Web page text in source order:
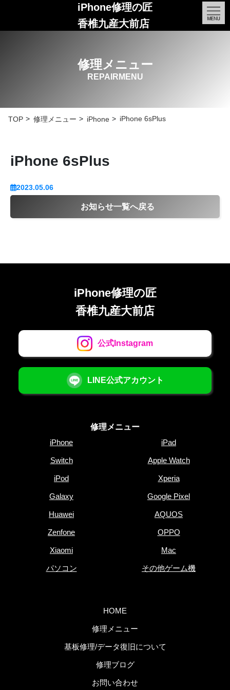
iPhone修理の匠
香椎九産大前店
修理メニュー
REPAIRMENU
TOP 修理メニュー iPhone iPhone 6sPlus
iPhone 6sPlus
2023.05.06
お知らせ一覧へ戻る
iPhone修理の匠
香椎九産大前店
公式Instagram
LINE公式アカウント
修理メニュー
iPhone
iPad
Switch Apple Watch
iPod Xperia
Galaxy Google Pixel
Huawei AQUOS
Zenfone OPPO
Xiaomi Mac
パソコン その他ゲーム機
HOME
修理メニュー
基板修理/データ復旧について
修理ブログ
お問い合わせ